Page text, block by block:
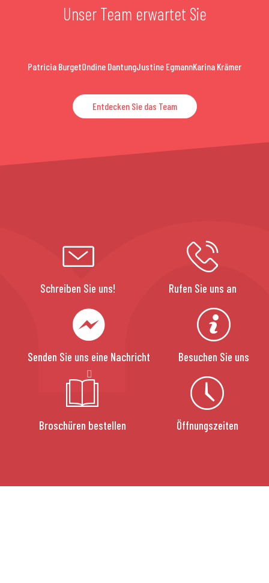
Unser Team erwartet Sie
Patricia BurgetOndine DantungJustine EgmannKarina Krämer
Entdecken Sie das Team
Schreiben Sie uns! Rufen Sie uns an
Senden Sie uns eine Nachricht Besuchen Sie uns
Broschüren bestellen Öffnungszeiten